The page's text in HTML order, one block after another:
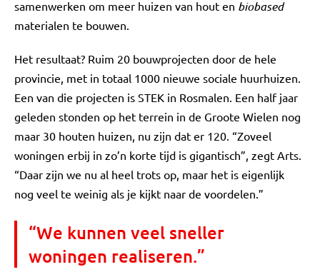
samenwerken om meer huizen van hout en biobased
materialen te bouwen.
Het resultaat? Ruim 20 bouwprojecten door de hele
provincie, met in totaal 1000 nieuwe sociale huurhuizen.
Een van die projecten is STEK in Rosmalen. Een half jaar
geleden stonden op het terrein in de Groote Wielen nog
maar 30 houten huizen, nu zijn dat er 120. “Zoveel
woningen erbij in zo’n korte tijd is gigantisch”, zegt Arts.
“Daar zijn we nu al heel trots op, maar het is eigenlijk
nog veel te weinig als je kijkt naar de voordelen.”
“We kunnen veel sneller
woningen realiseren.”